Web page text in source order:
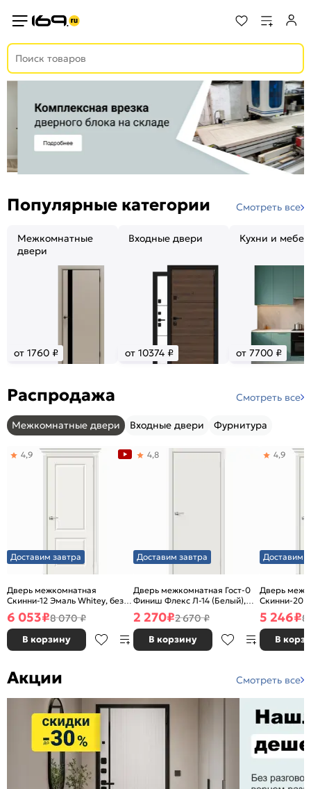
Популярные категории Смотреть все
Межкомнатные
двери
от 1760 ₽
Входные двери
от 10374 ₽
Кухни и
от 7700 ₽
Распродажа Смотреть все
Межкомнатные двери Входные двери Фурнитура
Доставим завтра
Дверь межкомнатная
Скинни-12 Эмаль Whitey, без
декора, глухая, без стекла,
без кромки, скиновая
4,9
6 053₽8 070 ₽
В корзину
Доставим завтра
Дверь межкомнатная Гост-0
Финиш Флекс Л-14 (Белый),
глухая, каркасно-щитовая
4,8
2 270₽2 670 ₽
В корзину
Доставим
Дверь
Скинни-20
декора,
без кромки,
4,9
5 246₽8
В
Акции Смотреть все